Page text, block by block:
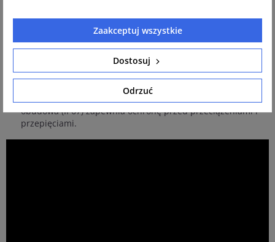
gotowej do użycia jednostce.
Bezobsługowość - Nie wymaga części zamiennych. Nie
generuje odpadów ani części, które wymagają regularnej
Kompaktowy i lekki - Lekki i bardzo zwrotny, co pozwala na
jego stosowanie w trudno dostępnych miejscach.
obudowa (IP67) zapewnia ochronę przed przeciążeniami i
przepięciami.
Odrzuć
Dostosuj
Zaakceptuj wszystkie